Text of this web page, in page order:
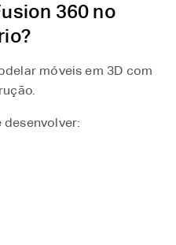
360 no
móveis em 3D com